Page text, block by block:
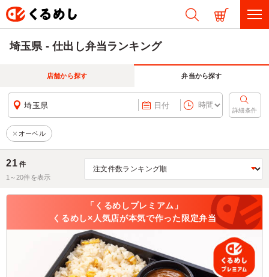
埼玉県 - 仕出し弁当ランキング
店舗から探す 弁当から探す
埼玉県 日付
詳細条件
オーベル
21 件
1～20件を表示
「くるめしプレミアム」
くるめし×人気店が本気で作った限定弁当